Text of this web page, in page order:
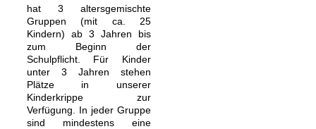
hat 3 altersgemischte
Gruppen (mit ca. 25
Kindern) ab 3 Jahren bis
zum Beginn der
Schulpflicht. Für Kinder
unter 3 Jahren stehen
Plätze in unserer
Kinderkrippe zur
Verfügung. In jeder Gruppe
sind mindestens eine